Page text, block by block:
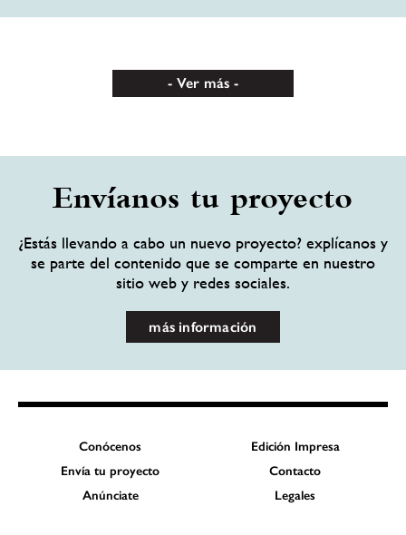
Ver más
Envíanos tu proyecto
¿Estás llevando a cabo un nuevo proyecto? explícanos y
se parte del contenido que se comparte en nuestro
sitio web y redes sociales.
más información
Conócenos
Edición Impresa
Envía tu proyecto
Contacto
Anúnciate
Legales